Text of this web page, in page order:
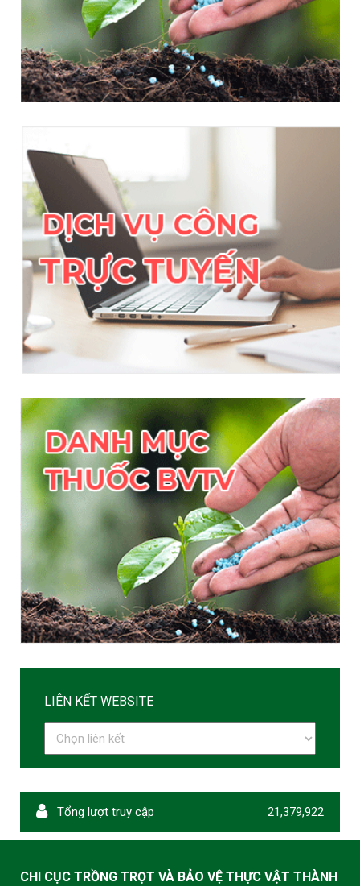
LIÊN KẾT WEBSITE
Tổng lượt truy cập 21,379,922
CHI CỤC TRỒNG TRỌT VÀ BẢO VỆ THỰC VẬT THÀNH